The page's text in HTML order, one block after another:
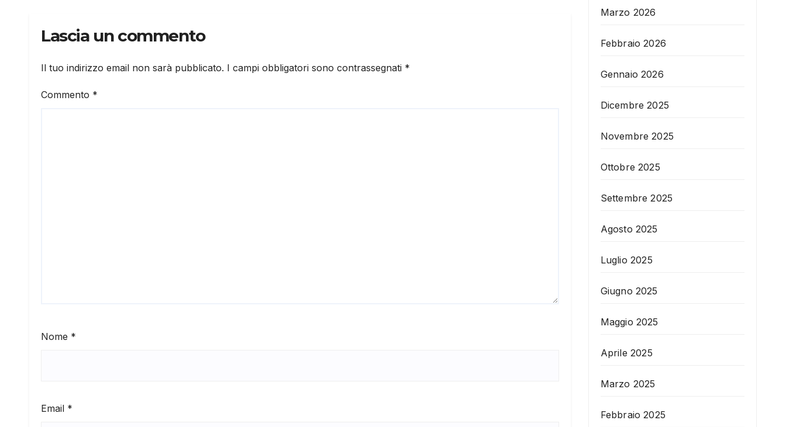
Lascia un commento
Il tuo indirizzo email non sarà pubblicato. I campi obbligatori sono contrassegnati *
Commento *
Nome *
Email *
Marzo 2026
Febbraio 2026
Gennaio 2026
Dicembre 2025
Novembre 2025
Ottobre 2025
Settembre 2025
Agosto 2025
Luglio 2025
Giugno 2025
Maggio 2025
Aprile 2025
Marzo 2025
Febbraio 2025